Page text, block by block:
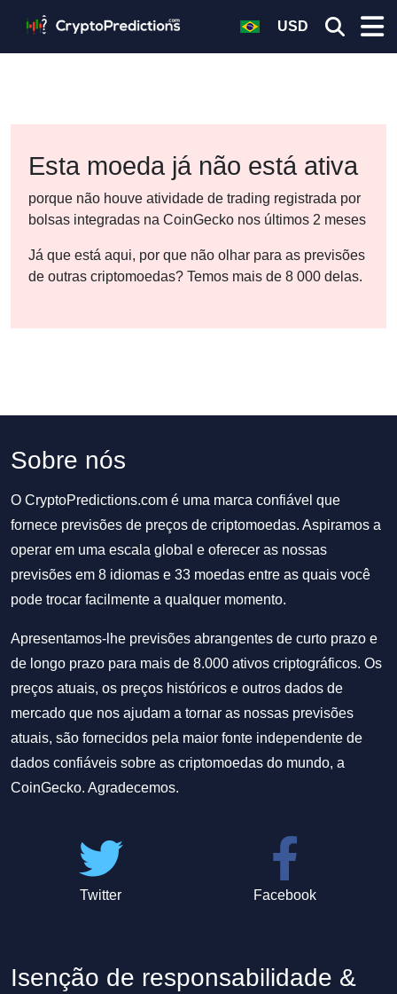
USD
Esta moeda já não está ativa
porque não houve atividade de trading registrada por
bolsas integradas na CoinGecko nos últimos 2 meses
Já que está aqui, por que não olhar para as previsões
de outras criptomoedas? Temos mais de 8 000 delas.
Sobre nós
O CryptoPredictions.com é uma marca confiável que
fornece previsões de preços de criptomoedas. Aspiramos a
operar em uma escala global e oferecer as nossas
previsões em 8 idiomas e 33 moedas entre as quais você
pode trocar facilmente a qualquer momento.
Apresentamos-lhe previsões abrangentes de curto prazo e
de longo prazo para mais de 8.000 ativos criptográficos. Os
preços atuais, os preços históricos e outros dados de
mercado que nos ajudam a tornar as nossas previsões
atuais, são fornecidos pela maior fonte independente de
dados confiáveis sobre as criptomoedas do mundo, a
CoinGecko. Agradecemos.
Twitter Facebook
Isenção de responsabilidade &